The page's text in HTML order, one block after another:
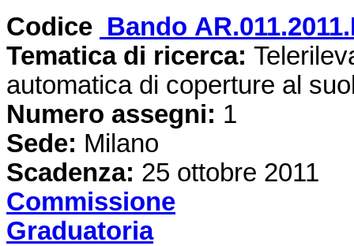
Codice Bando
Tematica di ricerca:
automatica di coperture al
Numero assegni: 1
Sede: Milano
Scadenza: 25 ottobre 2011
Commissione
Graduatoria